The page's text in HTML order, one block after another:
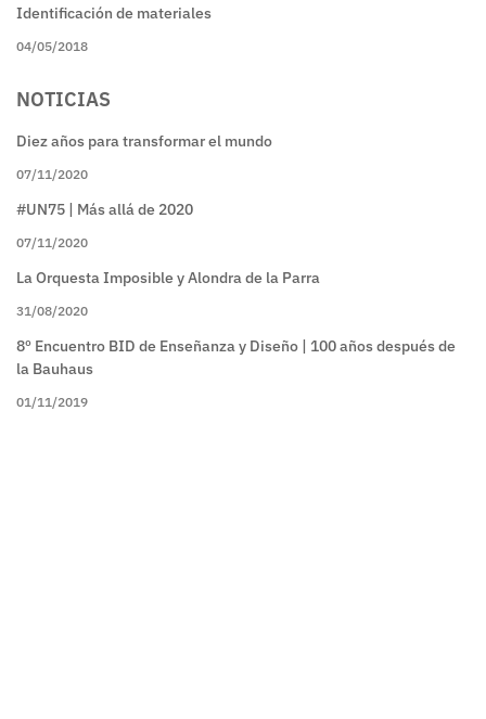
Identificación de materiales
04/05/2018
NOTICIAS
Diez años para transformar el mundo
07/11/2020
#UN75 | Más allá de 2020
07/11/2020
La Orquesta Imposible y Alondra de la Parra
31/08/2020
8º Encuentro BID de Enseñanza y Diseño | 100 años después de
la Bauhaus
01/11/2019